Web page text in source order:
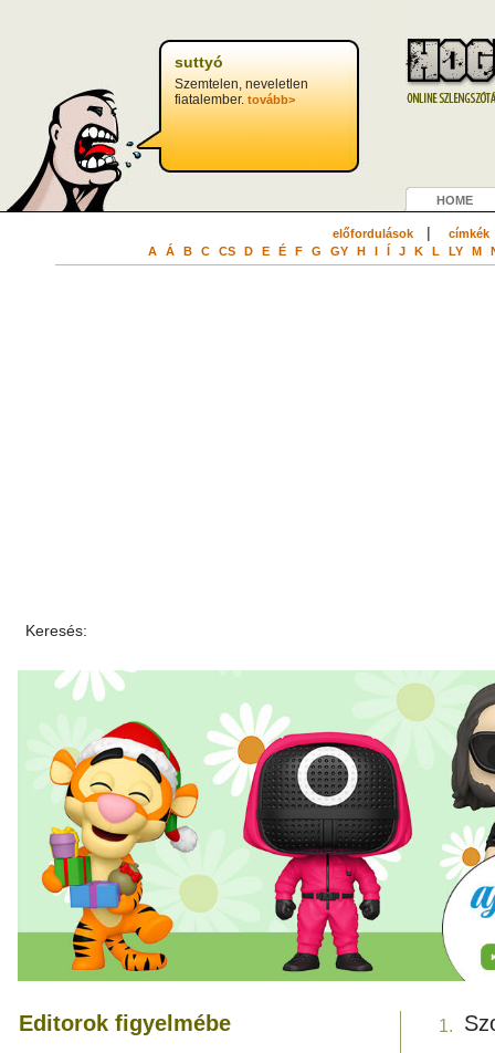
suttyó
Szemtelen, neveletlen
fiatalember. tovább>
HOME
előfordulások| címkék
A Á B C CS D E É F G GY H I Í J K L LY M
Keresés:
Editorok figyelmébe 1.